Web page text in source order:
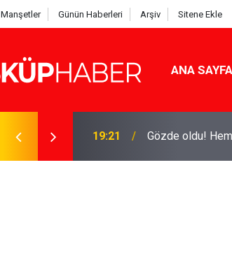
Manşetler Günün Haberleri Arşiv Sitene Ekle
ANA SAYFA
19:21 Gözde oldu!